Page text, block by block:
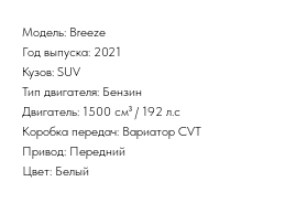
Модель: Breeze
Год выпуска: 2021
Кузов: SUV
Тип двигателя: Бензин
Двигатель: 1500 см³ / 192 л.с
Коробка передач: Вариатор CVT
Привод: Передний
Цвет: Белый